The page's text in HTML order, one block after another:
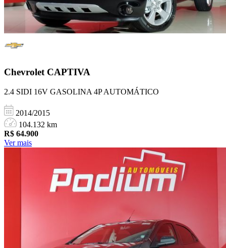
Chevrolet CAPTIVA
2.4 SIDI 16V GASOLINA 4P AUTOMÁTICO
2014/2015
104.132 km
R$ 64.900
Ver mais